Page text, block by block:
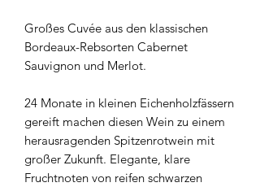
Großes Cuvée aus den klassischen
Bordeaux-Rebsorten Cabernet
Sauvignon und Merlot.
24 Monate in kleinen Eichenholzfässern
gereift machen diesen Wein zu einem
herausragenden Spitzenrotwein mit
großer Zukunft. Elegante, klare
Fruchtnoten von reifen schwarzen